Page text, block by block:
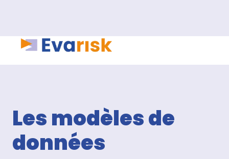
Les modèles de
données